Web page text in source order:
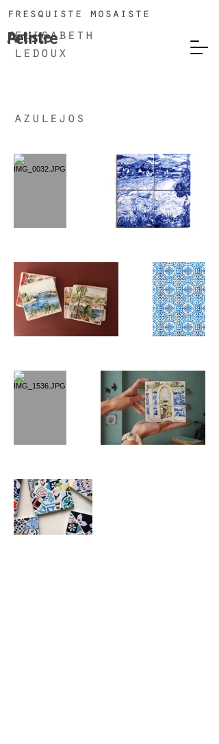
elisabeth
ledoux
Peintre
fresquiste mosaiste
Artiste
azulejos